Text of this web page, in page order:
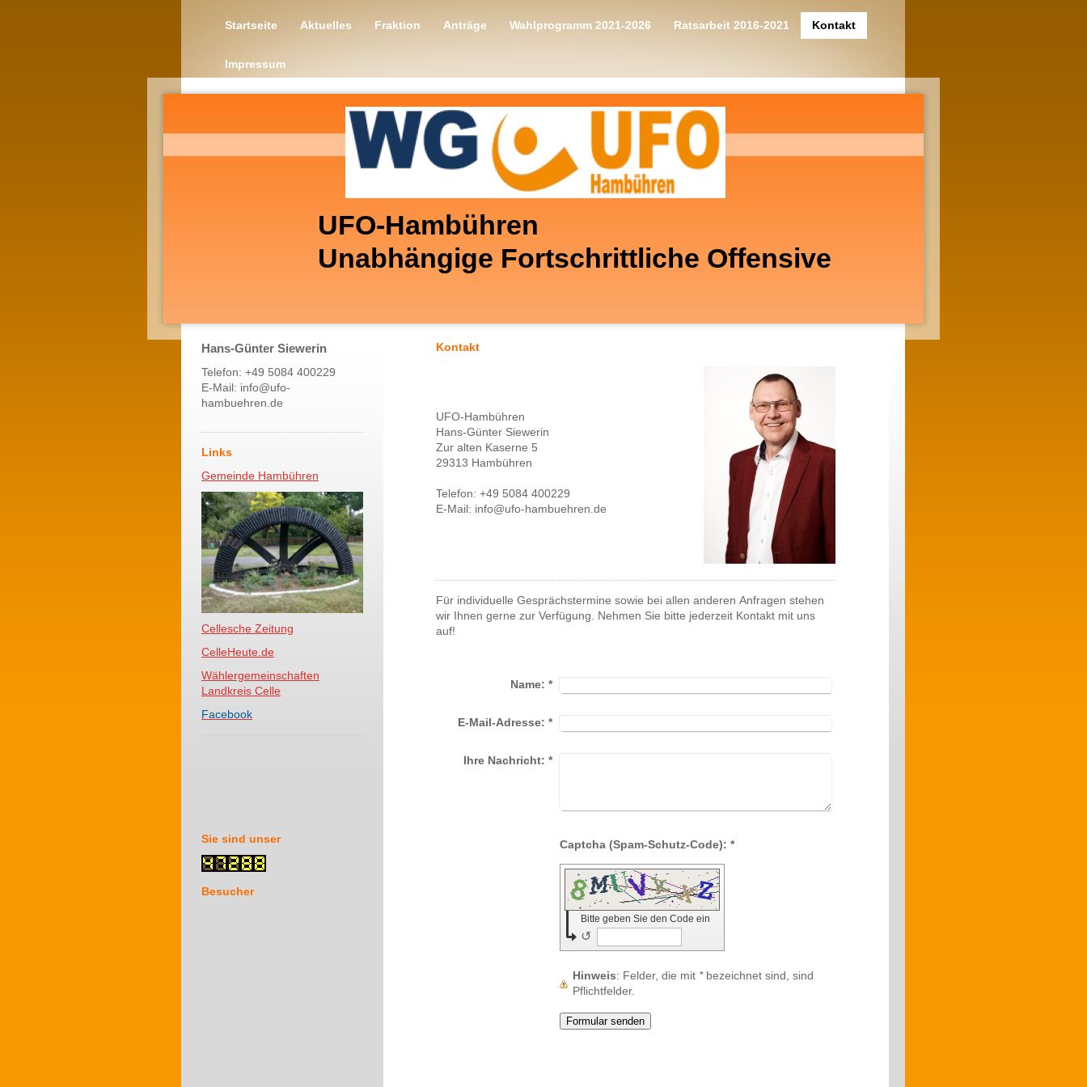
Startseite Aktuelles Fraktion Anträge Wahlprogramm 2021-2026 Ratsarbeit 2016-2021 Kontakt
Impressum
UFO-Hambühren
Unabhängige Fortschrittliche Offensive
Hans-Günter Siewerin
Telefon: +49 5084 400229
E-Mail: info@ufo-
hambuehren.de
Links
Gemeinde Hambühren
Cellesche Zeitung
CelleHeute.de
Wählergemeinschaften
Landkreis Celle
Facebook
Sie sind unser
Besucher
Kontakt
UFO-Hambühren
Hans-Günter Siewerin
Zur alten Kaserne 5
29313 Hambühren
Telefon: +49 5084 400229
E-Mail: info@ufo-hambuehren.de
Für individuelle Gesprächstermine sowie bei allen anderen Anfragen stehen
wir Ihnen gerne zur Verfügung. Nehmen Sie bitte jederzeit Kontakt mit uns
auf!
Name: *
E-Mail-Adresse: *
Ihre Nachricht: *
Captcha (Spam-Schutz-Code): *
Bitte geben Sie den Code ein
↺
Hinweis : Felder, die mit *bezeichnet sind, sind
Pflichtfelder.